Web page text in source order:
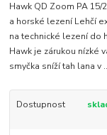
Hawk QD Zoom PA
a horské lezení Lehčí
na technické lezení do
Hawk je zárukou nízké
smyčka sníží tah lana v
Dostupnost